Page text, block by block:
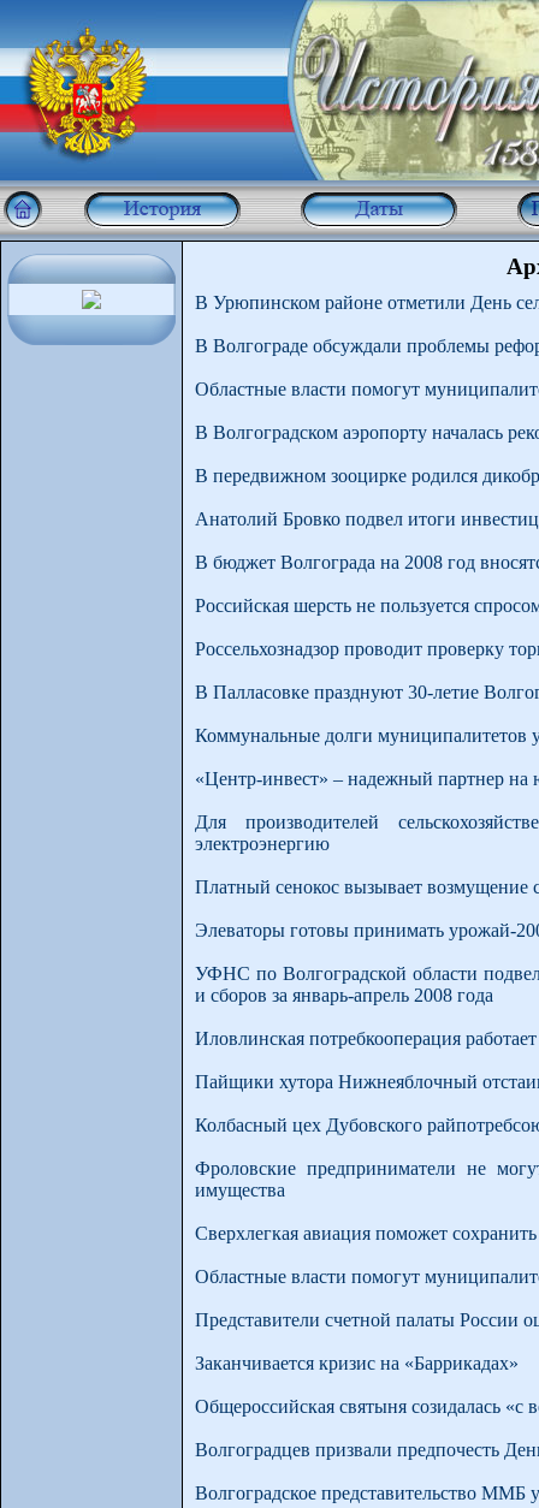
В Урюпинском районе отметили День
В Волгограде обсуждали проблемы
Областные власти помогут
В Волгоградском аэропорту началась
В передвижном зооцирке родился
Анатолий Бровко подвел итоги
В бюджет Волгограда на 2008 год
Российская шерсть не пользуется
Россельхознадзор проводит проверку
В Палласовке празднуют 30-летие
Коммунальные долги муниципалитетов
«Центр-инвест» – надежный партнер на
Для производителей
электроэнергию
Платный сенокос вызывает возмущение
Элеваторы готовы принимать урожай-
УФНС по Волгоградской области
и сборов за январь-апрель 2008 года
Иловлинская потребкооперация
Пайщики хутора Нижнеяблочный
Колбасный цех Дубовского
Фроловские предприниматели не
имущества
Сверхлегкая авиация поможет
Областные власти помогут
Представители счетной палаты России
Заканчивается кризис на «Баррикадах»
Общероссийская святыня созидалась
Волгоградцев призвали предпочесть
Волгоградское представительство ММБ